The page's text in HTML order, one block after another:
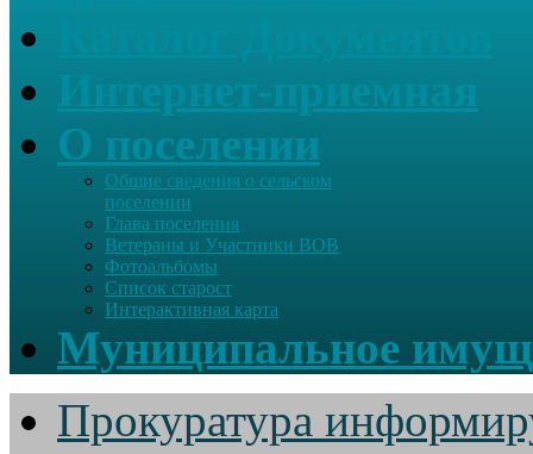
О поселении
Общие сведения о сельском
поселении
Глава поселения
Ветераны и Участники ВОВ
Фотоальбомы
Список старост
Интерактивная карта
Муниципальное
Прокуратура